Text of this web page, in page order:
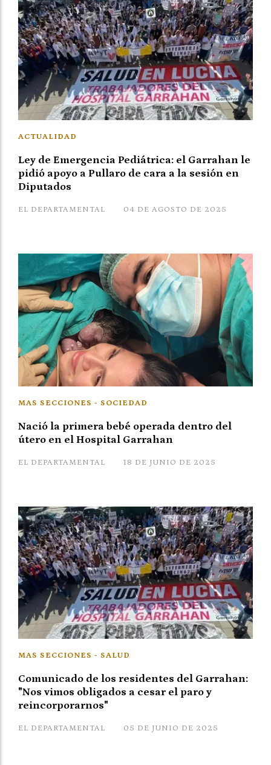
Ley de Emergencia Pediátrica: el Garrahan le
pidió apoyo a Pullaro de cara a la sesión en
Diputados
EL DEPARTAMENTAL
ACTUALIDAD
04 DE AGOSTO DE 2025
Nació la primera bebé operada dentro del
útero en el Hospital Garrahan
EL DEPARTAMENTAL
MAS SECCIONES - SOCIEDAD
18 DE JUNIO DE 2025
Comunicado de los residentes del Garrahan:
"Nos vimos obligados a cesar el paro y
reincorporarnos"
EL DEPARTAMENTAL
MAS SECCIONES - SALUD
05 DE JUNIO DE 2025